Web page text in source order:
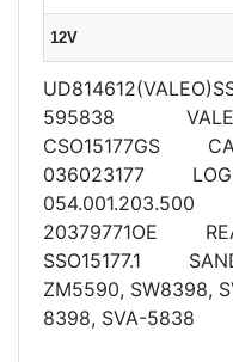
12V
595838
CSO15177GS
036023177
054.001.203.500
20379771OE
SSO15177.1
ZM5590, SW8398,
8398, SVA-5838